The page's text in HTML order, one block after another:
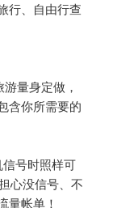
行、自由行查
量身定做，
含你所需要的
号时照样可
心没信号、不
量帐单！